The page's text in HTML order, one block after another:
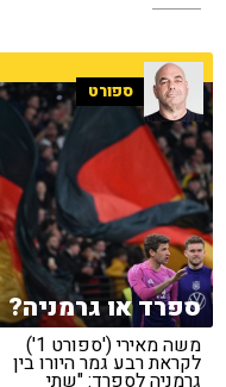
ספורט
ספרד או גרמניה?
משה מאירי ('ספורט 1')
לקראת רבע גמר היורו בין